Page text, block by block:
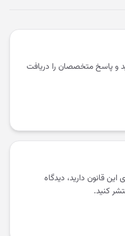
و پاسخ متخصصان را دریافت
این قانون دارید، دیدگاه
کنید.